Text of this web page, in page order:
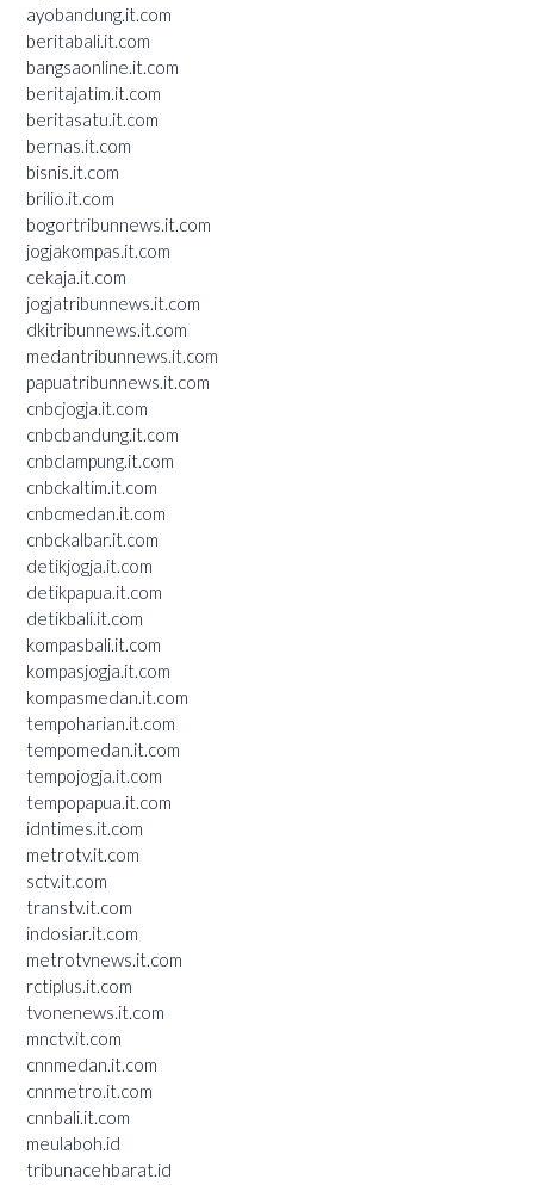
ayobandung.it.com
beritabali.it.com
bangsaonline.it.com
beritajatim.it.com
beritasatu.it.com
bernas.it.com
bisnis.it.com
brilio.it.com
bogortribunnews.it.com
jogjakompas.it.com
cekaja.it.com
jogjatribunnews.it.com
dkitribunnews.it.com
medantribunnews.it.com
papuatribunnews.it.com
cnbcjogja.it.com
cnbcbandung.it.com
cnbclampung.it.com
cnbckaltim.it.com
cnbcmedan.it.com
cnbckalbar.it.com
detikjogja.it.com
detikpapua.it.com
detikbali.it.com
kompasbali.it.com
kompasjogja.it.com
kompasmedan.it.com
tempoharian.it.com
tempomedan.it.com
tempojogja.it.com
tempopapua.it.com
idntimes.it.com
metrotv.it.com
sctv.it.com
transtv.it.com
indosiar.it.com
metrotvnews.it.com
rctiplus.it.com
tvonenews.it.com
mnctv.it.com
cnnmedan.it.com
cnnmetro.it.com
cnnbali.it.com
meulaboh.id
tribunacehbarat.id